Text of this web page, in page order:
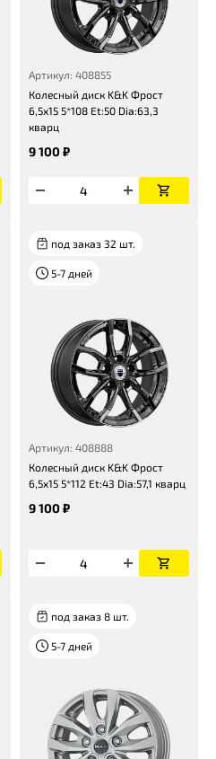
Артикул: 408855
Колесный диск K&K Фрост
6,5x15 5*108 Et:50 Dia:63,3
кварц
9 100 ₽
под заказ 32 шт.
5-7 дней
Артикул: 408888
Колесный диск K&K Фрост
6,5x15 5*112 Et:43 Dia:57,1 кварц
9 100 ₽
под заказ 8 шт.
5-7 дней